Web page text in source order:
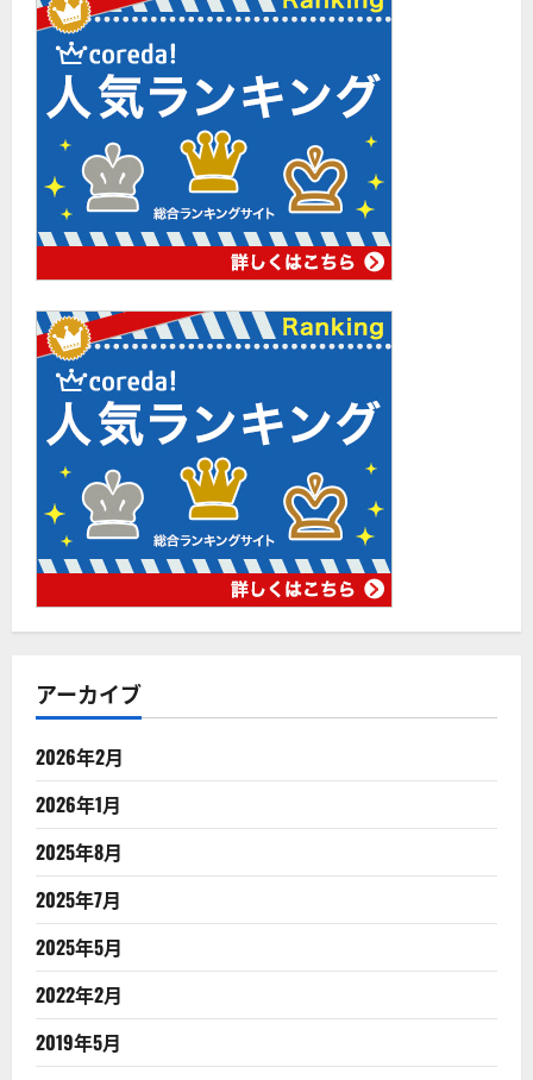
アーカイブ
2026年2月
2026年1月
2025年8月
2025年7月
2025年5月
2022年2月
2019年5月